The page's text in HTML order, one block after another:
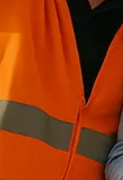
per la tua impresa
Pillar